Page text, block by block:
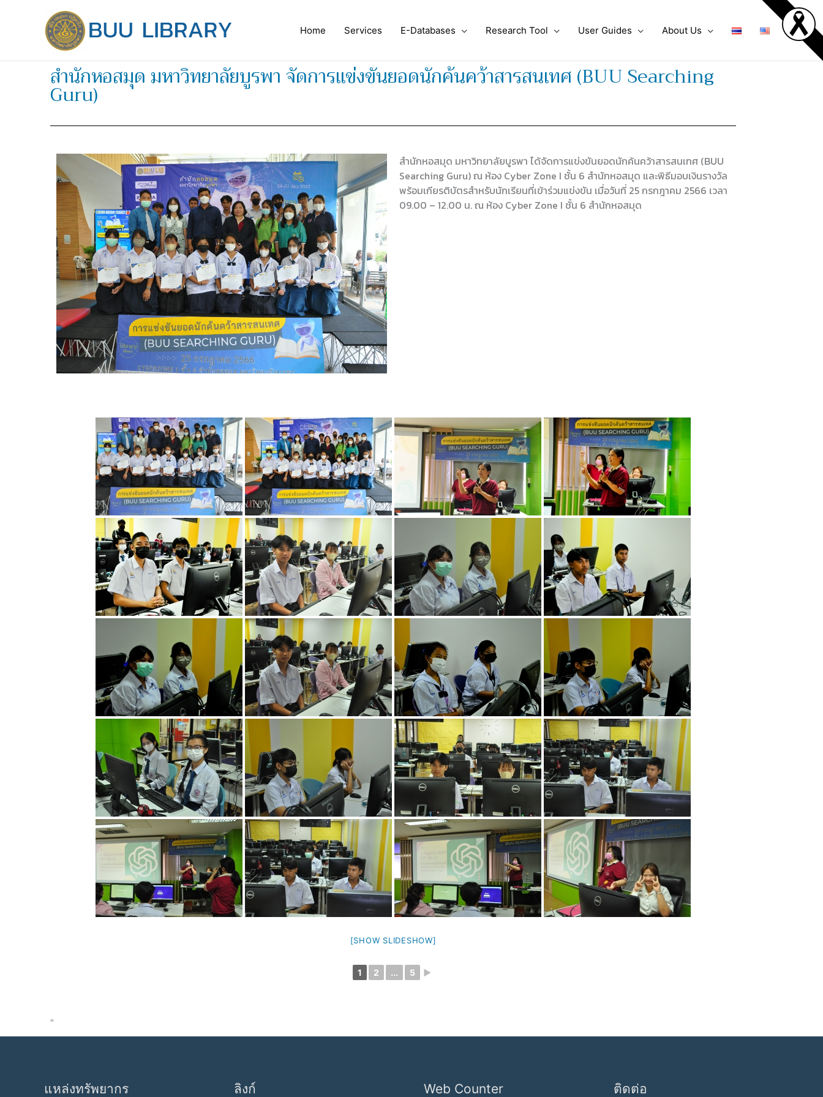
Home Services E-Databases Research Tool User Guides About Us
สำนักหอสมุด มหาวิทยาลัยบูรพา จัดการแข่งขันยอดนักค้นคว้าสารสนเทศ (BUU Searching
Guru)
สำนักหอสมุด มหาวิทยาลัยบูรพา ได้จัดการแข่งขันยอดนักค้นคว้าสารสนเทศ (BUU
Searching Guru) ณ ห้อง Cyber Zone I ชั้น 6 สำนักหอสมุด และพิธีมอบเงินรางวัล
พร้อมเกียรติบัตรสำหรับนักเรียนที่เข้าร่วมแข่งขัน เมื่อวันที่ 25 กรกฎาคม 2566 เวลา
09.00 – 12.00 น. ณ ห้อง Cyber Zone I ชั้น 6 สำนักหอสมุด
[SHOW SLIDESHOW]
1 2 ... 5 ►
"
แหล่งทรัพยากร ลิงก์ Web Counter ติดต่อ